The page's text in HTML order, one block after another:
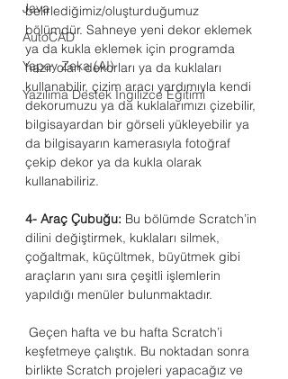
Java
AutoCAD
Yapay Zeka (AI)
Yazılıma Destek İngilizce Eğitimi
belirlediğimiz/oluşturduğumuz
bölümdür. Sahneye yeni dekor eklemek
ya da kukla eklemek için programda
hazır olan dekorları ya da kuklaları
kullanabilir, çizim aracı yardımıyla kendi
dekorumuzu ya da kuklalarımızı çizebilir,
bilgisayardan bir görseli yükleyebilir ya
da bilgisayarın kamerasıyla fotoğraf
çekip dekor ya da kukla olarak
kullanabiliriz.
4- Araç Çubuğu: Bu bölümde Scratch’in
dilini değiştirmek, kuklaları silmek,
çoğaltmak, küçültmek, büyütmek gibi
araçların yanı sıra çeşitli işlemlerin
yapıldığı menüler bulunmaktadır.
keşfetmeye çalıştık. Bu noktadan sonra
birlikte Scratch projeleri yapacağız ve